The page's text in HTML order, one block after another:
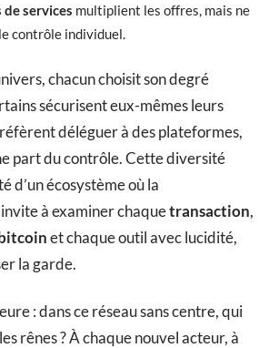
services multiplient les offres, mais ne
contrôle individuel.
chacun choisit son degré
sécurisent eux-mêmes leurs
déléguer à des plateformes,
part du contrôle. Cette diversité
d’un écosystème où la
à examiner chaquetransaction,
et chaque outil avec lucidité,
la garde.
: dans ce réseau sans centre, qui
rênes ? À chaque nouvel acteur, à